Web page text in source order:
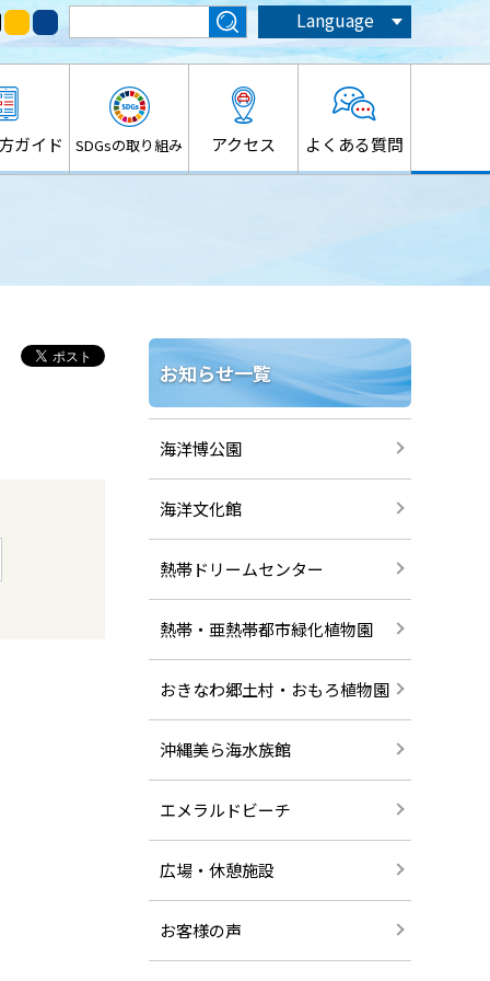
Language
ガイド SDGsの取り組み アクセス よくある質問
お知らせ一覧
海洋博公園
海洋文化館
熱帯ドリームセンター
熱帯・亜熱帯都市緑化植物園
おきなわ郷土村・おもろ植物園
沖縄美ら海水族館
エメラルドビーチ
広場・休憩施設
お客様の声